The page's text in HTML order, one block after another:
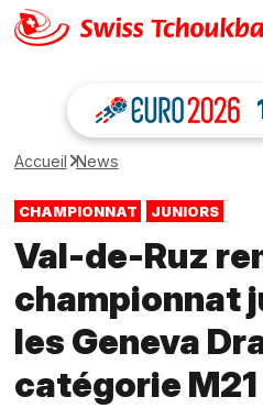
Accueil News
CHAMPIONNAT JUNIORS
Val-de-Ruz
championnat
les Geneva
catégorie M21